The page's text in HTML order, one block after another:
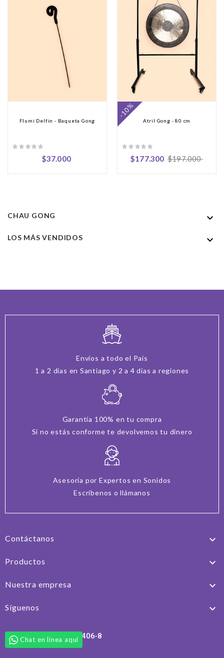
Chat en línea aquí
Flumi Delfin - Baqueta Gong
Precio
$37.000
Atril Gong - 80 cm
Precio
$177.300 Precio
$197.000
-10%
CHAU GONG 
LOS MÁS VENDIDOS 
Envíos a todo el País
1 a 2 días en Santiago y 2 a 4 días a regiones
Garantía 100% en tu compra
Si no estás conforme te devolvemos tu dinero
Asesoría por Expertos en Sonidos
Escríbenos o llámanos
Contáctanos 
Productos 
Nuestra empresa 
Síguenos 
UniSono EIRL 76.911.406-8